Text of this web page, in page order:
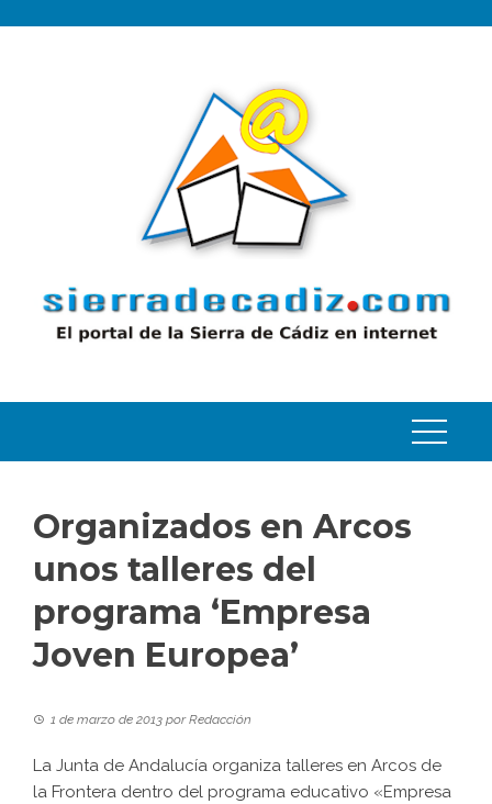
Organizados en Arcos
unos talleres del
programa ‘Empresa
Joven Europea’
1 de marzo de 2013 porRedacción
La Junta de Andalucía organiza talleres en Arcos de
la Frontera dentro del programa educativo «Empresa